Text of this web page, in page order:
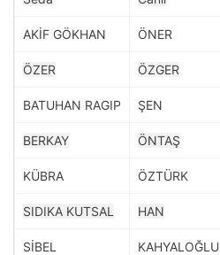
AKİF GÖKHAN ÖNER
ÖZER ÖZGER
BATUHAN RAGIP ŞEN
BERKAY ÖNTAŞ
KÜBRA ÖZTÜRK
SIDIKA KUTSAL HAN
SİBEL KAHYALOĞLU